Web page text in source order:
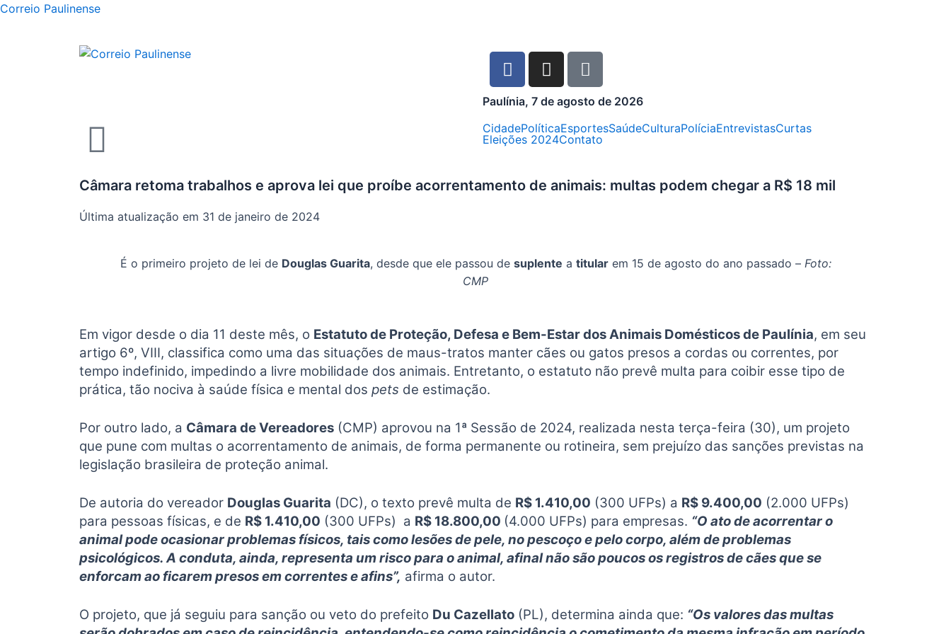
Correio Paulinense
Paulínia, 7 de agosto de 2026
CidadePolíticaEsportesSaúdeCulturaPolíciaEntrevistasCurtas
Eleições 2024Contato
Câmara retoma trabalhos e aprova lei que proíbe acorrentamento de animais: multas podem chegar a R$ 18 mil
Última atualização em 31 de janeiro de 2024
É o primeiro projeto de lei de Douglas Guarita, desde que ele passou de suplente a titularem 15 de agosto do ano passado – Foto:
CMP
Em vigor desde o dia 11 deste mês, o Estatuto de Proteção, Defesa e Bem-Estar dos Animais Domésticos de Paulínia, em seu
artigo 6º, VIII, classifica como uma das situações de maus-tratos manter cães ou gatos presos a cordas ou correntes, por
tempo indefinido, impedindo a livre mobilidade dos animais. Entretanto, o estatuto não prevê multa para coibir esse tipo de
prática, tão nociva à saúde física e mental dos pets de estimação.
Por outro lado, a Câmara de Vereadores (CMP) aprovou na 1ª Sessão de 2024, realizada nesta terça-feira (30), um projeto
que pune com multas o acorrentamento de animais, de forma permanente ou rotineira, sem prejuízo das sanções previstas na
legislação brasileira de proteção animal.
De autoria do vereador Douglas Guarita (DC), o texto prevê multa de R$ 1.410,00 (300 UFPs) a R$ 9.400,00 (2.000 UFPs)
para pessoas físicas, e de R$ 1.410,00 (300 UFPs) a R$ 18.800,00 (4.000 UFPs) para empresas. “O ato de acorrentar o
animal pode ocasionar problemas físicos, tais como lesões de pele, no pescoço e pelo corpo, além de problemas
psicológicos. A conduta, ainda, representa um risco para o animal, afinal não são poucos os registros de cães que se
enforcam ao ficarem presos em correntes e afins”, afirma o autor.
O projeto, que já seguiu para sanção ou veto do prefeito Du Cazellato (PL), determina ainda que: “Os valores das multas